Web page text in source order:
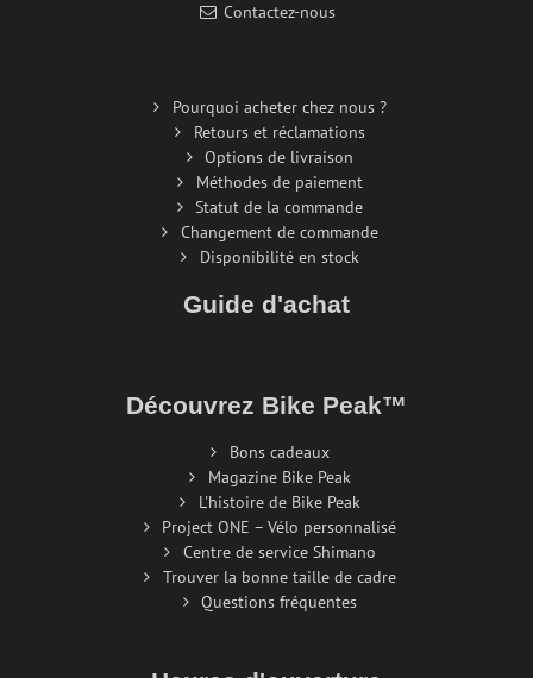
Contactez-nous
Pourquoi acheter chez nous ?
Retours et réclamations
Options de livraison
Méthodes de paiement
Statut de la commande
Changement de commande
Disponibilité en stock
Guide d'achat
Découvrez Bike Peak™
Bons cadeaux
Magazine Bike Peak
L'histoire de Bike Peak
Project ONE – Vélo personnalisé
Centre de service Shimano
Trouver la bonne taille de cadre
Questions fréquentes